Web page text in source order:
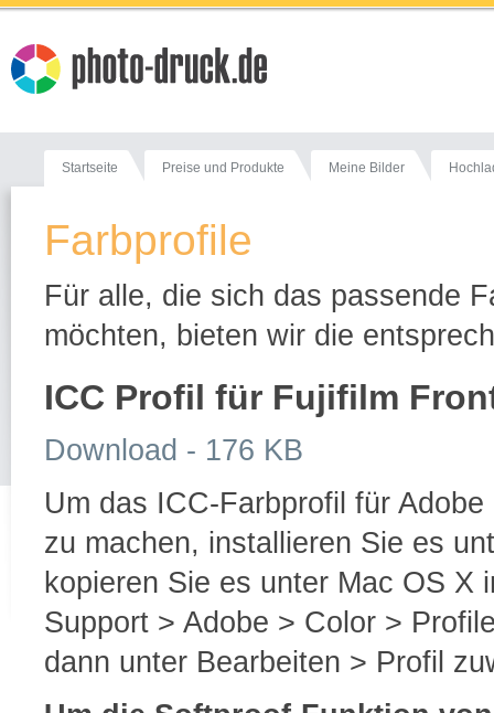
Startseite Preise und Produkte Meine Bilder
Farbprofile
Für alle, die sich das passende
möchten, bieten wir die
ICC Profil für Fujifilm
Download - 176 KB
Um das ICC-Farbprofil für
zu machen, installieren Sie es
kopieren Sie es unter Mac OS X
Support > Adobe > Color >
dann unter Bearbeiten > Profil